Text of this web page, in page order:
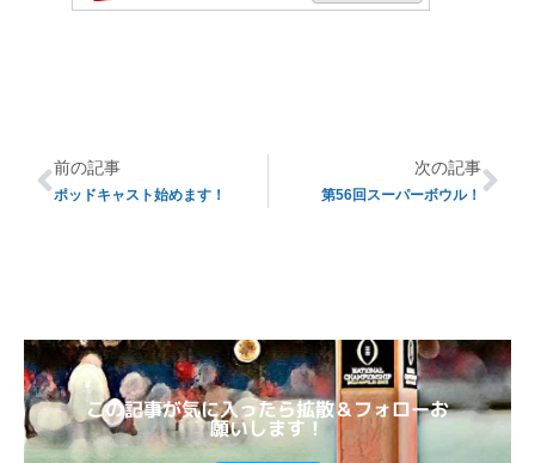
前の記事
ポッドキャスト始めます！
次の記事
第56回スーパーボウル！
この記事が気に入ったら拡散＆フォローお
願いします！